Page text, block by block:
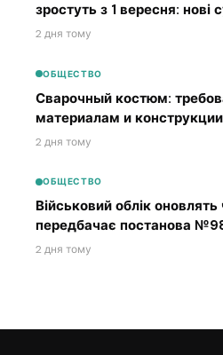
зростуть з 1 вересня: нові
2 дня тому
ОБЩЕСТВО
Сварочный костюм:
материалам и конструкции
2 дня тому
ОБЩЕСТВО
Військовий облік
передбачає постанова
2 дня тому